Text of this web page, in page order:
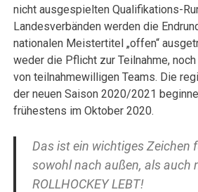
nicht ausgespielten Qualifikations-
Landesverbänden werden die
nationalen Meistertitel „offen“
weder die Pflicht zur Teilnahme,
von teilnahmewilligen Teams. Die
der neuen Saison 2020/2021
frühestens im Oktober 2020.
Das ist ein wichtiges Zeichen
sowohl nach außen, als auch
ROLLHOCKEY LEBT!